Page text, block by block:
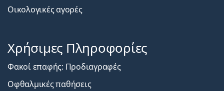
Οικολογικές αγορές
Χρήσιμες Πληροφορίες
Φακοί επαφής: Προδιαγραφές
Οφθαλμικές παθήσεις